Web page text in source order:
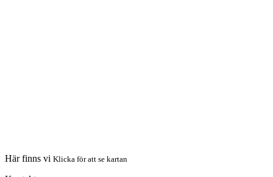
Här finns vi Klicka för att se kartan